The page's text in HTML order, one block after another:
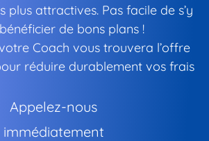
plus attractives. Pas facile de s’y
de bons plans !
Coach vous trouvera l’offre
réduire durablement vos frais
Appelez-nous
immédiatement